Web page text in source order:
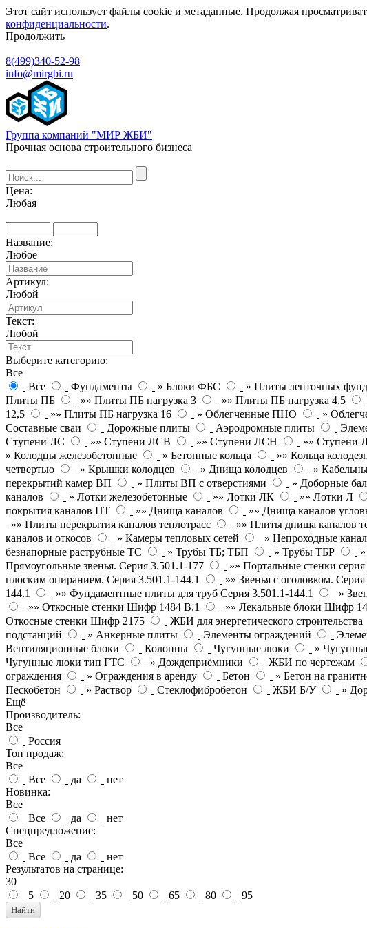
Этот сайт использует файлы cookie и метаданные. Продолжая
конфиденциальности.
Продолжить
8(499)340-52-98
info@mirgbi.ru
Группа компаний "МИР ЖБИ"
Прочная основа строительного бизнеса
Цена:
Любая
Название:
Любое
Артикул:
Любой
Текст:
Любой
Выберите категорию:
Все
Все
Фундаменты » Блоки ФБС » Плиты ленточных
Плиты ПБ
»» Плиты ПБ нагрузка 3 »» Плиты ПБ нагрузка 4,5
12,5
»» Плиты ПБ нагрузка 16 » Облегченные ПНО »
Составные сваи
Дорожные плиты Аэродромные плиты
Ступени ЛС
»» Ступени ЛСВ »» Ступени ЛСН »» Ступени
» Колодцы железобетонные
» Бетонные кольца »» Кольца
четвертью
» Крышки колодцев » Днища колодцев »
перекрытий камер ВП
» Плиты ВП с отверстиями » Доборные
каналов
» Лотки железобетонные »» Лотки ЛК »» Лотки Л
покрытия каналов ПТ
»» Днища каналов »» Днища каналов
»» Плиты перекрытия каналов теплотрасс
»» Плиты днища каналов
каналов и откосов
» Камеры тепловых сетей » Непроходные
безнапорные раструбные ТС
» Трубы ТБ; ТБП » Трубы ТБР
Прямоугольные звенья. Серия 3.501.1-177
»» Портальные стенки
плоским опиранием. Серия 3.501.1-144.1
»» Звенья с оголовком.
144.1
»» Фундаментные плиты для труб Серия 3.501.1-144.1 »
»» Откосные стенки Шифр 1484 В.1
»» Лекальные блоки Шифр
Откосные стенки Шифр 2175
ЖБИ для энергетического строительства
подстанций
» Анкерные плиты Элементы ограждений
Вентиляционные блоки
Колонны Чугунные люки »
Чугунные люки тип ГТС
» Дождеприёмники ЖБИ по чертежам
ограждения
» Ограждения в аренду Бетон » Бетон на
Пескобетон
» Раствор Стеклофибробетон ЖБИ Б/У »
Ещё
Производитель:
Все
Россия
Топ продаж:
Все
Все
да
нет
Новинка:
Все
Все
да
нет
Спецпредложение:
Все
Все
да
нет
Результатов на странице:
30
5
20 35 50 65 80 95
Найти